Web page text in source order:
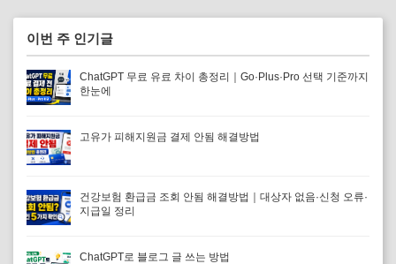
이번 주 인기글
ChatGPT 무료 유료 차이 총정리｜Go·Plus·Pro 선택 기준까지
한눈에
고유가 피해지원금 결제 안됨 해결방법
건강보험 환급금 조회 안됨 해결방법｜대상자 없음·신청 오류·
지급일 정리
ChatGPT로 블로그 글 쓰는 방법